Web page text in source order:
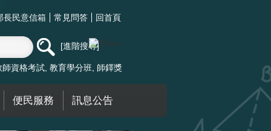
長民意信箱 常見問答 回首頁
進階搜尋
師資格考試 教育學分班 師鐸獎
便民服務 訊息公告